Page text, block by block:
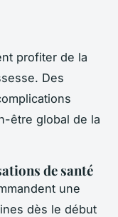
profiter de la
Des
être global de la
de santé
une
dès le début